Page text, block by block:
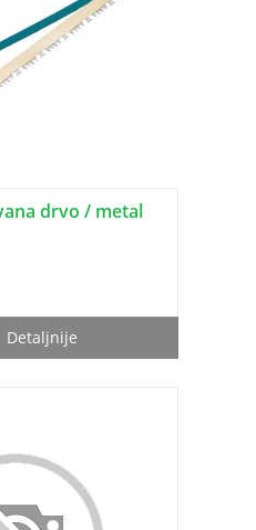
drvo / metal
Detaljnije